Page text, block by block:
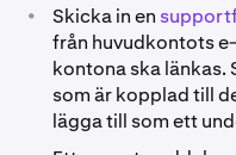
• Skicka in en
från huvudkontots
kontona ska länkas.
som är kopplad till
lägga till som ett